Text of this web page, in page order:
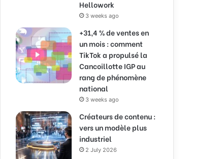
Hellowork
3 weeks ago
+31,4 % de ventes en
un mois : comment
TikTok a propulsé la
Cancoillotte IGP au
rang de phénomène
national
3 weeks ago
Créateurs de contenu :
vers un modèle plus
industriel
2 July 2026